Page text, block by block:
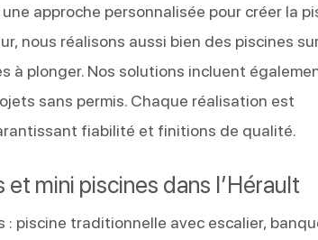
approche personnalisée pour créer la
nous réalisons aussi bien des piscines
à plonger. Nos solutions incluent
sans permis. Chaque réalisation est
fiabilité et finitions de qualité.
mini piscines dans l’Hérault
: piscine traditionnelle avec escalier,